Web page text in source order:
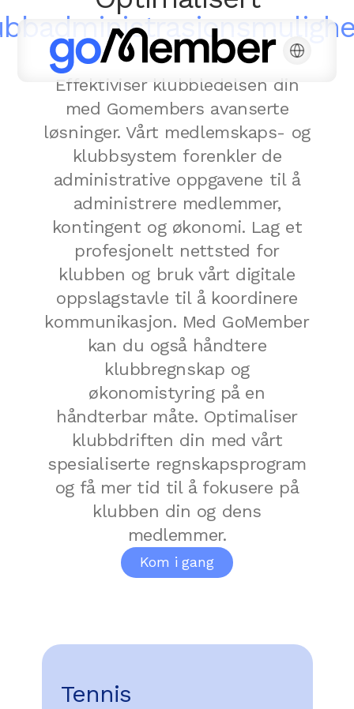
Effektiviser klubbledelsen din
med Gomembers avanserte
løsninger. Vårt medlemskaps- og
klubbsystem forenkler de
administrative oppgavene til å
administrere medlemmer,
kontingent og økonomi. Lag et
profesjonelt nettsted for
klubben og bruk vårt digitale
oppslagstavle til å koordinere
kommunikasjon. Med GoMember
kan du også håndtere
klubbregnskap og
økonomistyring på en
håndterbar måte. Optimaliser
klubbdriften din med vårt
spesialiserte regnskapsprogram
og få mer tid til å fokusere på
klubben din og dens
medlemmer.
Kom i gang
Tennis